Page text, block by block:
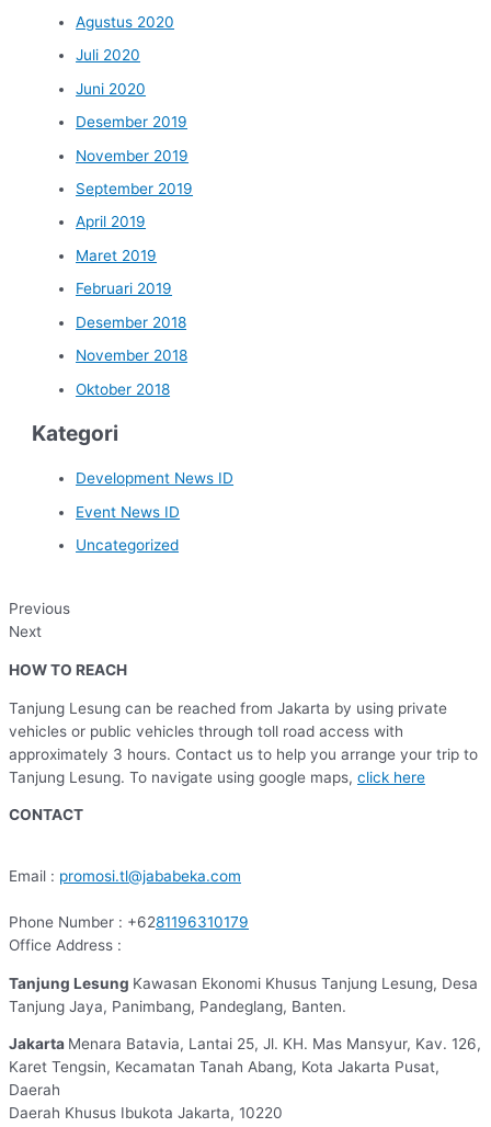
Agustus 2020
Juli 2020
Juni 2020
Desember 2019
November 2019
September 2019
April 2019
Maret 2019
Februari 2019
Desember 2018
November 2018
Oktober 2018
Kategori
Development News ID
Event News ID
Uncategorized
Previous
Next
HOW TO REACH
Tanjung Lesung can be reached from Jakarta by using private
vehicles or public vehicles through toll road access with
approximately 3 hours. Contact us to help you arrange your trip to
Tanjung Lesung. To navigate using google maps, click here
CONTACT
Email : promosi.tl@jababeka.com
Phone Number : +6281196310179
Office Address :
Tanjung Lesung Kawasan Ekonomi Khusus Tanjung Lesung, Desa
Tanjung Jaya, Panimbang, Pandeglang, Banten.
Jakarta Menara Batavia, Lantai 25, Jl. KH. Mas Mansyur, Kav. 126,
Karet Tengsin, Kecamatan Tanah Abang, Kota Jakarta Pusat,
Daerah
Daerah Khusus Ibukota Jakarta, 10220